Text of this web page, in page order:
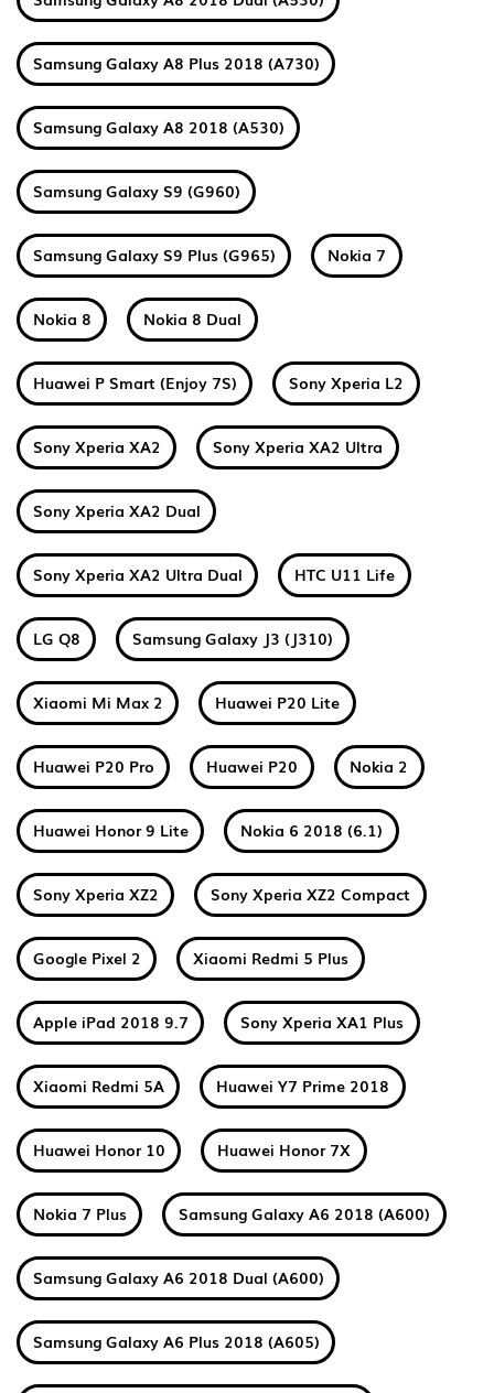
Samsung Galaxy A8 Plus 2018 (A730)
Samsung Galaxy A8 2018 (A530)
Samsung Galaxy S9 (G960)
Samsung Galaxy S9 Plus (G965) Nokia 7
Nokia 8 Nokia 8 Dual
Huawei P Smart (Enjoy 7S) Sony Xperia L2
Sony Xperia XA2 Sony Xperia XA2 Ultra
Sony Xperia XA2 Dual
Sony Xperia XA2 Ultra Dual HTC U11 Life
LG Q8 Samsung Galaxy J3 (J310)
Xiaomi Mi Max 2 Huawei P20 Lite
Huawei P20 Pro Huawei P20 Nokia 2
Huawei Honor 9 Lite Nokia 6 2018 (6.1)
Sony Xperia XZ2 Sony Xperia XZ2 Compact
Google Pixel 2 Xiaomi Redmi 5 Plus
Apple iPad 2018 9.7 Sony Xperia XA1 Plus
Xiaomi Redmi 5A Huawei Y7 Prime 2018
Huawei Honor 10 Huawei Honor 7X
Nokia 7 Plus Samsung Galaxy A6 2018 (A600)
Samsung Galaxy A6 2018 Dual (A600)
Samsung Galaxy A6 Plus 2018 (A605)